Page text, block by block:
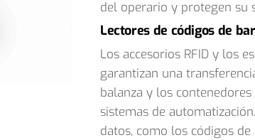
del operario y protegen su
Lectores de códigos de
Los accesorios RFID y los
garantizan una
balanza y los
sistemas de
datos, como los códigos